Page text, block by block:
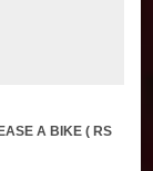
A BIKE ( RS